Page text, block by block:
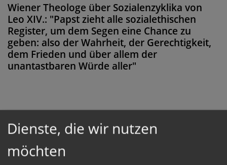
Wiener Theologe über Sozialenzyklika von
Leo XIV.: "Papst zieht alle sozialethischen
Register, um dem Segen eine Chance zu
geben: also der Wahrheit, der Gerechtigkeit,
dem Frieden und über allem der
unantastbaren Würde aller"
loggen Sie sich ein, oder bestellen Sie das
ProduktKathpress_online
Dienste, die wir nutzen
möchten